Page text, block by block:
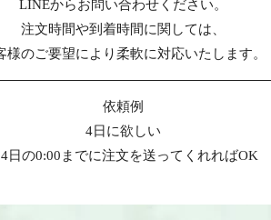
LINEからお問い合わせください。
注文時間や到着時間に関しては、
様のご要望により柔軟に対応いたします。
依頼例
4日に欲しい
日の0:00までに注文を送ってくれればOK